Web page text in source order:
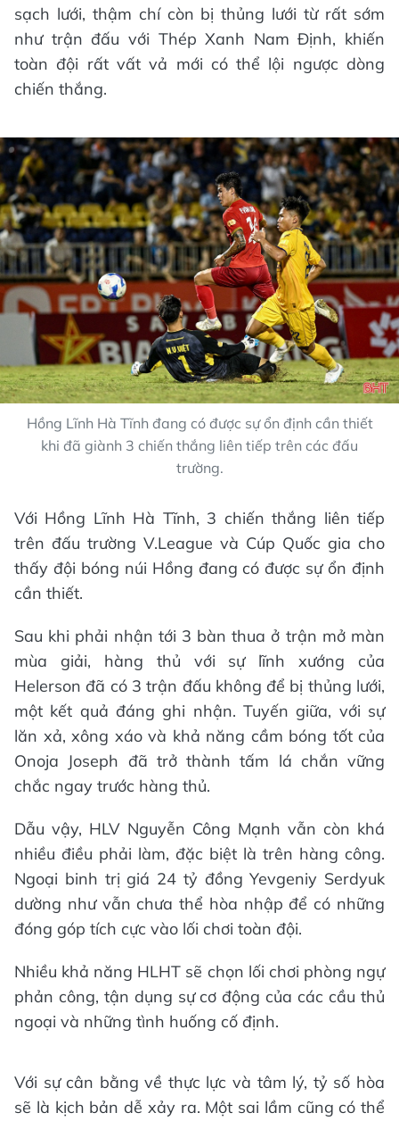
sạch lưới, thậm chí còn bị thủng lưới từ rất sớm
như trận đấu với Thép Xanh Nam Định, khiến
toàn đội rất vất vả mới có thể lội ngược dòng
chiến thắng.
Hồng Lĩnh Hà Tĩnh đang có được sự ổn định cần thiết
khi đã giành 3 chiến thắng liên tiếp trên các đấu
trường.
Với Hồng Lĩnh Hà Tĩnh, 3 chiến thắng liên tiếp
trên đấu trường V.League và Cúp Quốc gia cho
thấy đội bóng núi Hồng đang có được sự ổn định
cần thiết.
Sau khi phải nhận tới 3 bàn thua ở trận mở màn
mùa giải, hàng thủ với sự lĩnh xướng của
Helerson đã có 3 trận đấu không để bị thủng lưới,
một kết quả đáng ghi nhận. Tuyến giữa, với sự
lăn xả, xông xáo và khả năng cầm bóng tốt của
Onoja Joseph đã trở thành tấm lá chắn vững
chắc ngay trước hàng thủ.
Dẫu vậy, HLV Nguyễn Công Mạnh vẫn còn khá
nhiều điều phải làm, đặc biệt là trên hàng công.
Ngoại binh trị giá 24 tỷ đồng Yevgeniy Serdyuk
dường như vẫn chưa thể hòa nhập để có những
đóng góp tích cực vào lối chơi toàn đội.
Nhiều khả năng HLHT sẽ chọn lối chơi phòng ngự
phản công, tận dụng sự cơ động của các cầu thủ
ngoại và những tình huống cố định.
Với sự cân bằng về thực lực và tâm lý, tỷ số hòa
sẽ là kịch bản dễ xảy ra. Một sai lầm cũng có thể